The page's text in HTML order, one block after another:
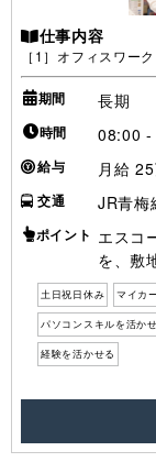
仕事内容
［1］オフィスワ
期間 長期
時間 08:00 -
給与 月給
交通 JR青梅
ポイント エスコ
を、敷
土日祝日休み マイカ
パソコンスキルを活か
経験を活かせる